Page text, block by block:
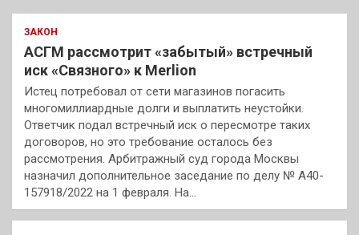
ЗАКОН
АСГМ рассмотрит «забытый» встречный
иск «Связного» к Merlion
Истец потребовал от сети магазинов погасить
многомиллиардные долги и выплатить неустойки.
Ответчик подал встречный иск о пересмотре таких
договоров, но это требование осталось без
рассмотрения. Арбитражный суд города Москвы
назначил дополнительное заседание по делу № А40-
157918/2022 на 1 февраля. На…